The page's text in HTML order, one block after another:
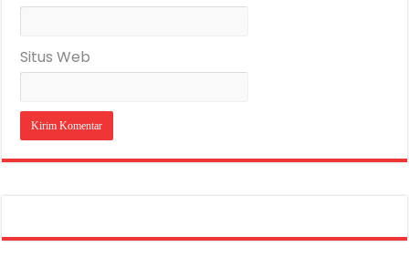
Situs Web